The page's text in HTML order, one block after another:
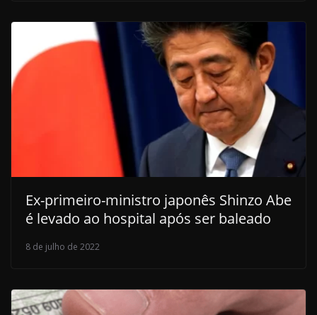
Ex-primeiro-ministro japonês Shinzo Abe
é levado ao hospital após ser baleado
8 de julho de 2022